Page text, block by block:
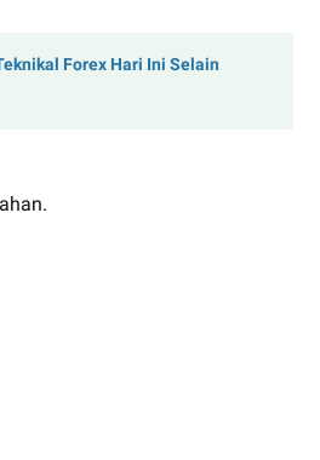
Forex Hari Ini Selain